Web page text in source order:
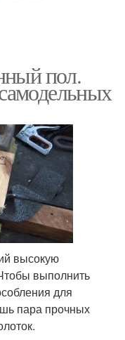
пол.
высокую
выполнить
для
пара прочных